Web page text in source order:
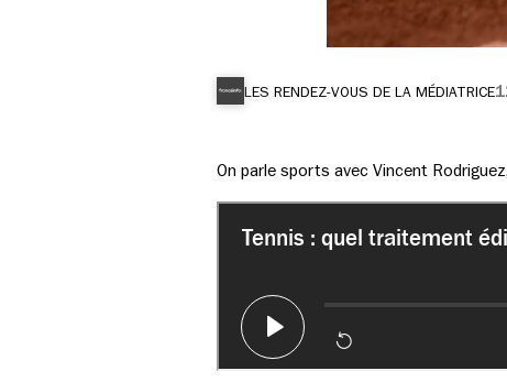
LES RENDEZ-VOUS DE LA MÉDIATRICE
On parle sports avec Vincent